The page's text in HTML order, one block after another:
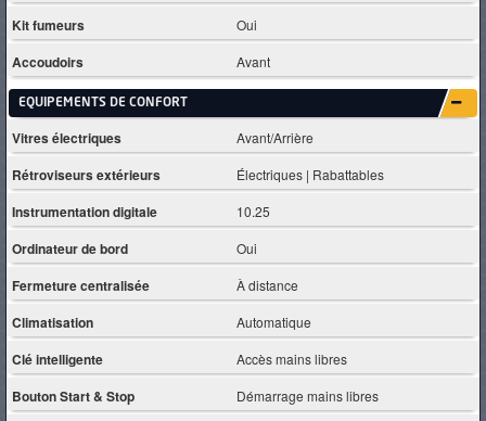
Kit fumeurs Oui
Accoudoirs Avant
EQUIPEMENTS DE CONFORT
Vitres électriques Avant/Arrière
Rétroviseurs extérieurs Électriques | Rabattables
Instrumentation digitale 10.25
Ordinateur de bord Oui
Fermeture centralisée À distance
Climatisation Automatique
Clé intelligente Accès mains libres
Bouton Start & Stop Démarrage mains libres